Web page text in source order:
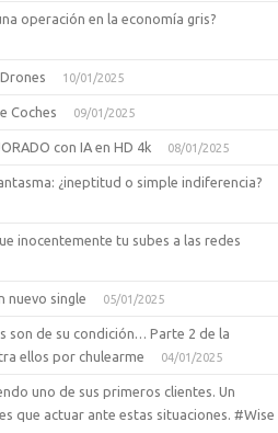
operación en la economía gris?
10/01/2025
Coches 09/01/2025
con IA en HD 4k 08/01/2025
¿ineptitud o simple indiferencia?
inocentemente tu subes a las redes
nuevo single 05/01/2025
son de su condición… Parte 2 de la
ellos por chulearme
04/01/2025
uno de sus primeros clientes. Un
que actuar ante estas situaciones. #Wise